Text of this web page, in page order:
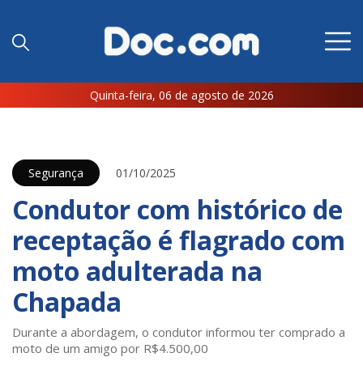
Quinta-feira, 06 de agosto de 2026
Segurança 01/10/2025
Condutor com histórico de
receptação é flagrado com
moto adulterada na
Chapada
Durante a abordagem, o condutor informou ter comprado a
moto de um amigo por R$4.500,00